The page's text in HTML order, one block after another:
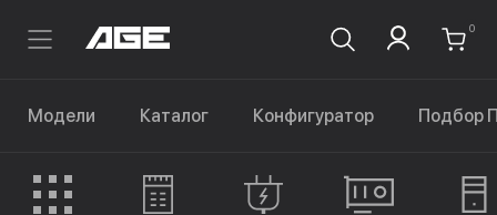
0
Модели Каталог Конфигуратор Подбор